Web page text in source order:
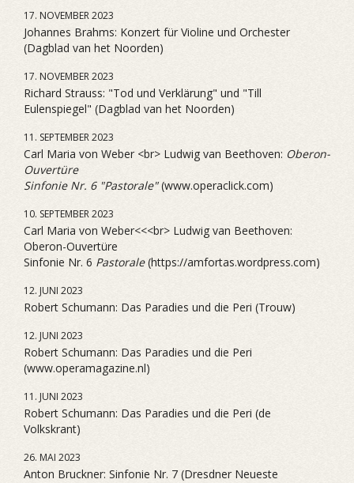
17. NOVEMBER 2023
Johannes Brahms: Konzert für Violine und Orchester
(Dagblad van het Noorden)
17. NOVEMBER 2023
Richard Strauss: "Tod und Verklärung" und "Till
Eulenspiegel" (Dagblad van het Noorden)
11. SEPTEMBER 2023
Carl Maria von Weber <br> Ludwig van Beethoven: Oberon-
Ouvertüre
Sinfonie Nr. 6 "Pastorale"(www.operaclick.com)
10. SEPTEMBER 2023
Carl Maria von Weber<<<br> Ludwig van Beethoven:
Oberon-Ouvertüre
Sinfonie Nr. 6 Pastorale(https://amfortas.wordpress.com)
12. JUNI 2023
Robert Schumann: Das Paradies und die Peri (Trouw)
12. JUNI 2023
Robert Schumann: Das Paradies und die Peri
(www.operamagazine.nl)
11. JUNI 2023
Robert Schumann: Das Paradies und die Peri (de
Volkskrant)
26. MAI 2023
Anton Bruckner: Sinfonie Nr. 7 (Dresdner Neueste